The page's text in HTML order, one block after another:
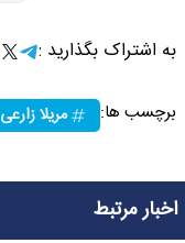
به اشتراک بگذارید :
برچسب ها: مریلا زارعی
اخبار مرتبط